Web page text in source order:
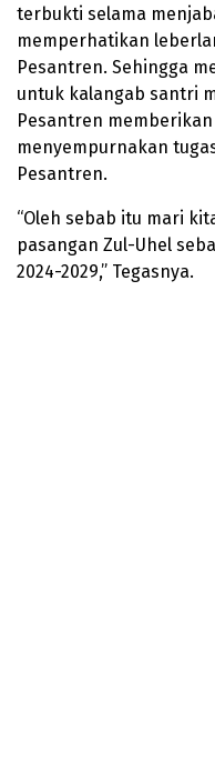
terbukti selama
memperhatikan
Pesantren. Sehingga
untuk kalangab santri
Pesantren
menyempurnakan
Pesantren.
“Oleh sebab itu mari
pasangan Zul-Uhel
2024-2029,” Tegasnya.